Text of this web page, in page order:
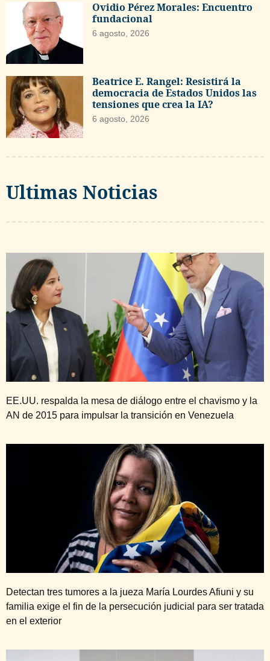
Ovidio Pérez Morales: Encuentro
fundacional
6 agosto, 2026
Beatrice E. Rangel: Resistirá la
democracia de Estados Unidos las
tensiones que crea la IA?
6 agosto, 2026
Ultimas Noticias
EE.UU. respalda la mesa de diálogo entre el chavismo y la
AN de 2015 para impulsar la transición en Venezuela
Detectan tres tumores a la jueza María Lourdes Afiuni y su
familia exige el fin de la persecución judicial para ser tratada
en el exterior